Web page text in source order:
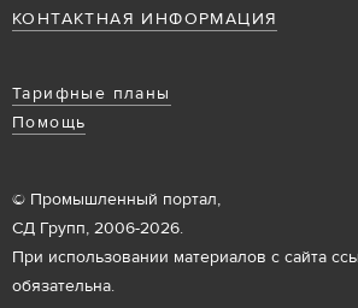
КОНТАКТНАЯ ИНФОРМАЦИЯ
Тарифные планы
Помощь
© Промышленный портал,
СД Групп, 2006-2026.
При использовании материалов с сайта
обязательна.